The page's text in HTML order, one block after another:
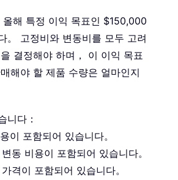
올해 특정 이익 목표인 $150,000
。 고정비와 변동비를 모두 고려
결정해야 하며， 이 이익 목표
해야 할 제품 수량은 얼마인지
니다：
이 포함되어 있습니다。
동 비용이 포함되어 있습니다。
격이 포함되어 있습니다。